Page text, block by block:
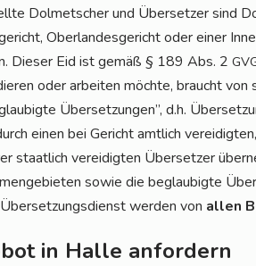
Dol­met­scher und Über­set­zer sind
Ober­lan­des­ge­richt oder einer
Die­ser Eid ist gemäß § 189 Abs. 2
oder arbei­ten möch­te, braucht von
Über­set­zun­gen”, d.h.
einen bei Gericht amt­lich
staat­lich ver­ei­dig­ten Über­set­zer
sowie die beglau­big­te
wer­den von allen
in Halle anfordern